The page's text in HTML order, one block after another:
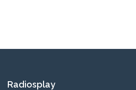
Radiosplay